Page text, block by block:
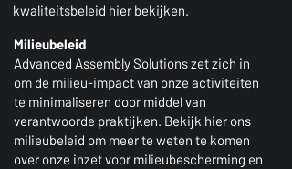
kwaliteitsbeleid hier bekijken.
Milieubeleid
Advanced Assembly Solutions zet zich in
om de milieu-impact van onze activiteiten
te minimaliseren door middel van
verantwoorde praktijken. Bekijk hier ons
milieubeleid om meer te weten te komen
over onze inzet voor milieubescherming en